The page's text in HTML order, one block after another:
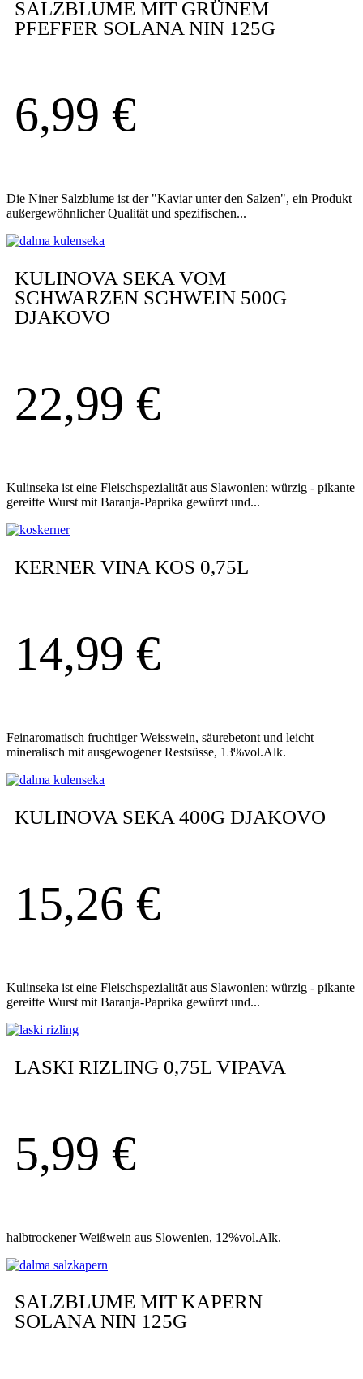
SALZBLUME MIT GRÜNEM
PFEFFER SOLANA NIN 125G
6,99 €
Die Niner Salzblume ist der "Kaviar unter den Salzen", ein Produkt
außergewöhnlicher Qualität und spezifischen...
KULINOVA SEKA VOM
SCHWARZEN SCHWEIN 500G
DJAKOVO
22,99 €
Kulinseka ist eine Fleischspezialität aus Slawonien; würzig - pikante
gereifte Wurst mit Baranja-Paprika gewürzt und...
KERNER VINA KOS 0,75L
14,99 €
Feinaromatisch fruchtiger Weisswein, säurebetont und leicht
mineralisch mit ausgewogener Restsüsse, 13%vol.Alk.
KULINOVA SEKA 400G DJAKOVO
15,26 €
Kulinseka ist eine Fleischspezialität aus Slawonien; würzig - pikante
gereifte Wurst mit Baranja-Paprika gewürzt und...
LASKI RIZLING 0,75L VIPAVA
5,99 €
halbtrockener Weißwein aus Slowenien, 12%vol.Alk.
SALZBLUME MIT KAPERN
SOLANA NIN 125G